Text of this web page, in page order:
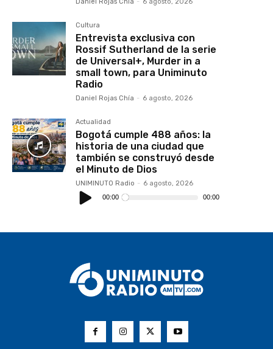
Cultura
Entrevista exclusiva con
Rossif Sutherland de la serie
de Universal+, Murder in a
small town, para Uniminuto
Radio
Daniel Rojas Chía - 6 agosto, 2026
Actualidad
Bogotá cumple 488 años: la
historia de una ciudad que
también se construyó desde
el Minuto de Dios
UNIMINUTO Radio - 6 agosto, 2026
Reproductor
de
audio
00:00 00:00